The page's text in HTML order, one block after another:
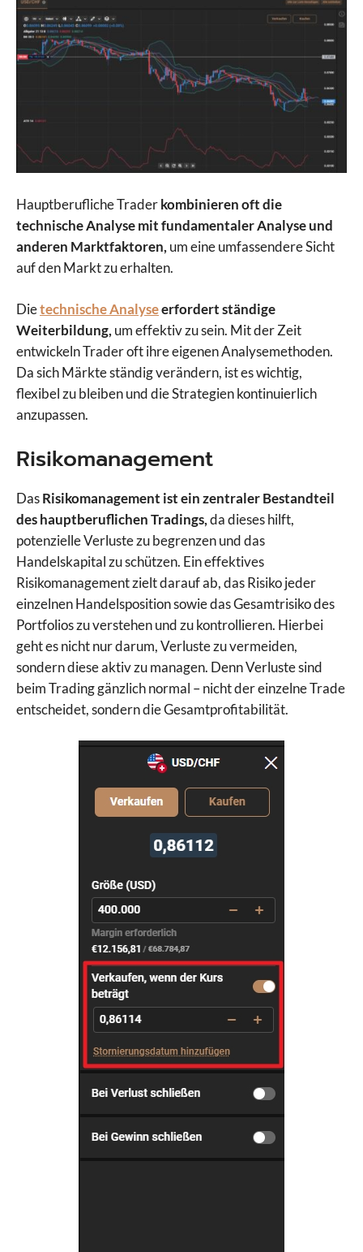
Hauptberufliche Traderkombinieren oft die
technische Analyse mit fundamentaler Analyse und
anderen Marktfaktoren, um eine umfassendere Sicht
auf den Markt zu erhalten.
Dietechnische Analyseerfordert ständige
Weiterbildung, um effektiv zu sein. Mit der Zeit
entwickeln Trader oft ihre eigenen Analysemethoden.
Da sich Märkte ständig verändern, ist es wichtig,
flexibel zu bleiben und die Strategien kontinuierlich
anzupassen.
Risikomanagement
DasRisikomanagement ist ein zentraler Bestandteil
des hauptberuflichen Tradings,da dieses hilft,
potenzielle Verluste zu begrenzen und das
Handelskapital zu schützen. Ein effektives
Risikomanagement zielt darauf ab, das Risiko jeder
einzelnen Handelsposition sowie das Gesamtrisiko des
Portfolios zu verstehen und zu kontrollieren. Hierbei
geht es nicht nur darum, Verluste zu vermeiden,
sondern diese aktiv zu managen. Denn Verluste sind
beim Trading gänzlich normal – nicht der einzelne Trade
entscheidet, sondern die Gesamtprofitabilität.